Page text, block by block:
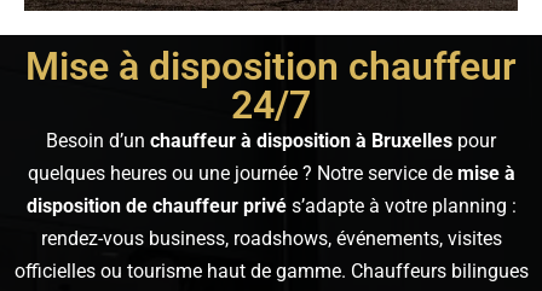
Mise à disposition chauffeur
24/7
Besoin d’un chauffeur à disposition à Bruxelles pour
quelques heures ou une journée ? Notre service de mise à
disposition de chauffeur privés’adapte à votre planning :
rendez-vous business, roadshows, événements, visites
officielles ou tourisme haut de gamme. Chauffeurs bilingues